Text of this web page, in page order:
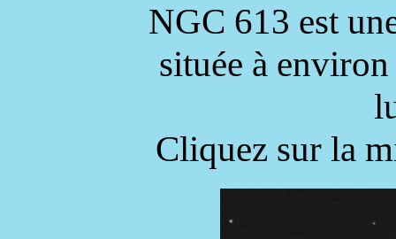
NGC 613 est
située à
Cliquez sur la